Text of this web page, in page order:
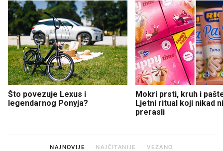
Što povezuje Lexus i
legendarnog Ponyja?
Mokri prsti, kruh i
Ljetni ritual koji nikad
prerasli
NAJNOVIJE NAJČITANIJE VEZANO